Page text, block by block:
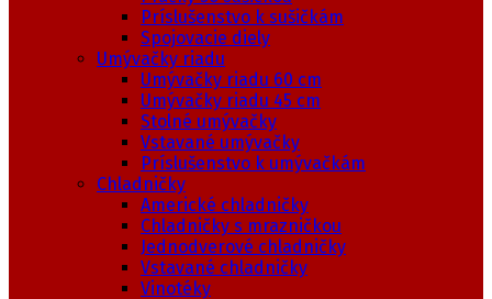
Príslušenstvo k sušičkám
Spojovacie diely
Umývačky riadu
Umývačky riadu 60 cm
Umývačky riadu 45 cm
Stolné umývačky
Vstavané umývačky
Príslušenstvo k umývačkám
Chladničky
Americké chladničky
Chladničky s mrazničkou
Jednodverové chladničky
Vstavané chladničky
Vinotéky